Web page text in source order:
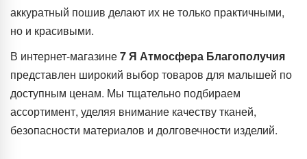
аккуратный пошив делают их не только практичными,
но и красивыми.
В интернет-магазине7 Я Атмосфера Благополучия
представлен широкий выбор товаров для малышей по
доступным ценам. Мы тщательно подбираем
ассортимент, уделяя внимание качеству тканей,
безопасности материалов и долговечности изделий.